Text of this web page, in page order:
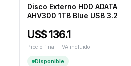
Disco Externo HDD ADATA
AHV300 1TB Blue USB 3.2
US$ 136.1
Precio final · IVA incluido
Disponible